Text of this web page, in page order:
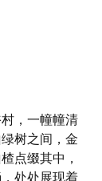
，一幢幢清
树之间，金
点缀其中，
处处展现着